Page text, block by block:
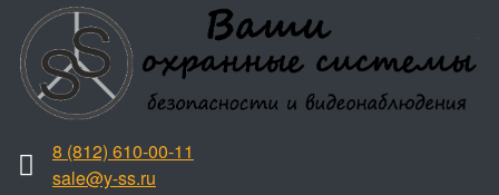
8 (812) 610-00-11
sale@y-ss.ru